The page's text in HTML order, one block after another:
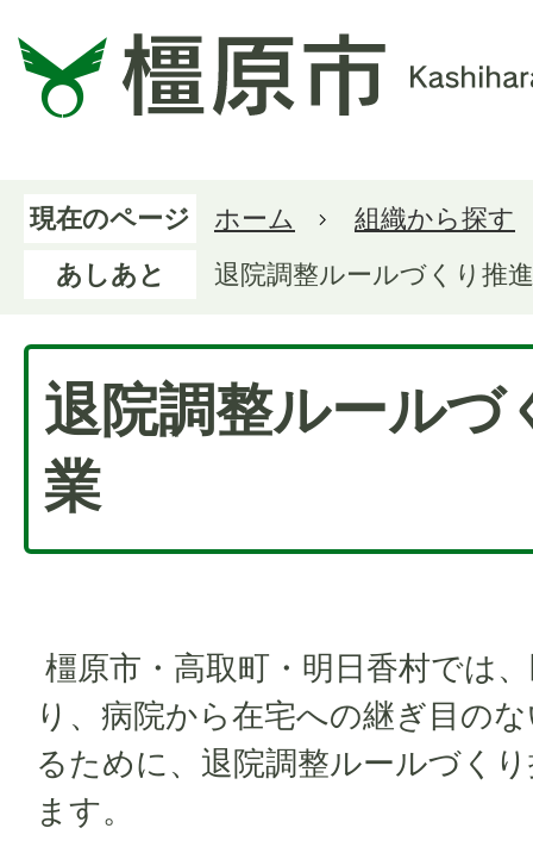
現在のページ ホーム
組織から探す
あしあと
退院調整ルールづくり推
退院調整ルールづ
業
橿原市・高取町・明日香村では
り、病院から在宅への継ぎ目の
るために、退院調整ルールづく
ます。